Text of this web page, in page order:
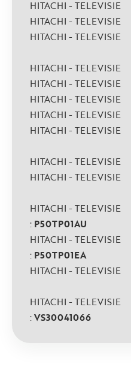
HITACHI -
HITACHI -
HITACHI -
HITACHI -
HITACHI -
HITACHI -
HITACHI -
HITACHI -
HITACHI -
HITACHI -
HITACHI -
: P50TP01AU
HITACHI -
: P50TP01EA
HITACHI -
HITACHI -
:VS30041066